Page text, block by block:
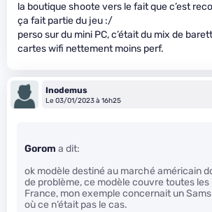
la boutique shoote vers le fait que c’est
ça fait partie du jeu :/
perso sur du mini PC, c’était du mix de
cartes wifi nettement moins perf.
Inodemus
Le 03/01/2023 à 16h25
Gorom a dit:
ok modèle destiné au marché américain
de problème, ce modèle couvre toutes les
France, mon exemple concernait un
où ce n’était pas le cas.